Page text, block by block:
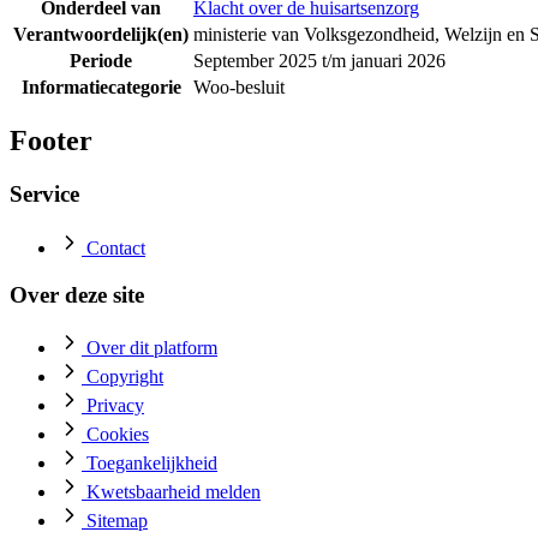
Onderdeel van
Klacht over de huisartsenzorg
Verantwoordelijk(en) ministerie van Volksgezondheid, Welzijn en
Periode
September 2025 t/m januari 2026
Informatiecategorie
Woo-besluit
Footer
Service
Contact
Over deze site
Over dit platform
Copyright
Privacy
Cookies
Toegankelijkheid
Kwetsbaarheid melden
Sitemap